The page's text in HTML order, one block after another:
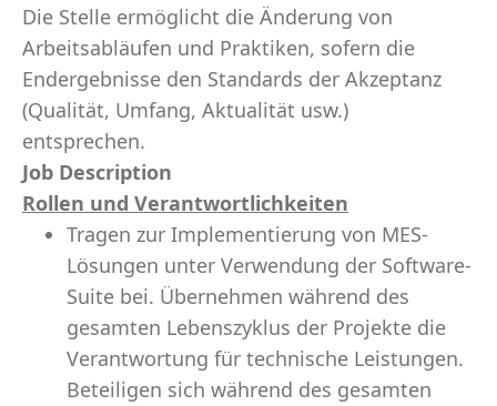
Die Stelle ermöglicht die Änderung von
Arbeitsabläufen und Praktiken, sofern die
Endergebnisse den Standards der Akzeptanz
(Qualität, Umfang, Aktualität usw.)
entsprechen.
Job Description
Rollen und Verantwortlichkeiten
Tragen zur Implementierung von MES-
Lösungen unter Verwendung der Software-
Suite bei. Übernehmen während des
gesamten Lebenszyklus der Projekte die
Verantwortung für technische Leistungen.
Beteiligen sich während des gesamten